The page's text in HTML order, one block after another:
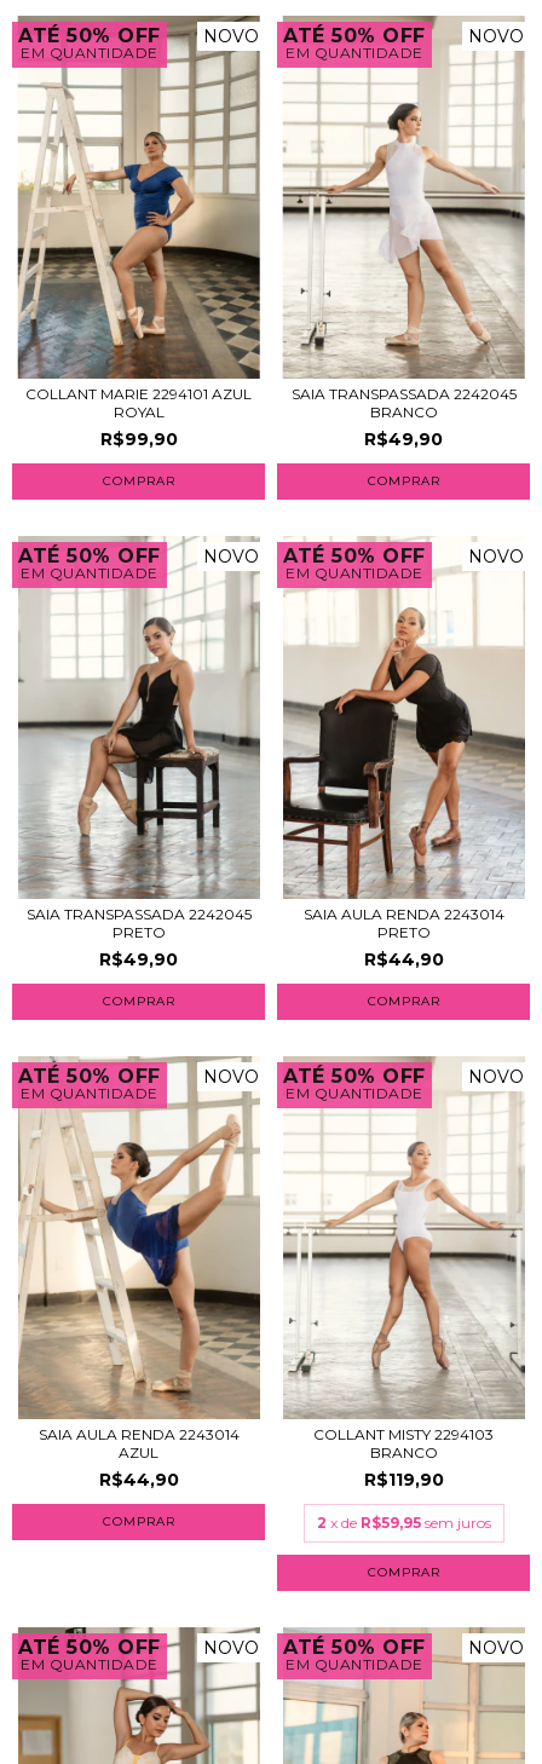
ATÉ 50% OFF
EM QUANTIDADE
NOVO
COLLANT MARIE 2294101 AZUL
ROYAL
R$99,90
COMPRAR
ATÉ 50% OFF
EM QUANTIDADE
NOVO
SAIA TRANSPASSADA 2242045
BRANCO
R$49,90
COMPRAR
ATÉ 50% OFF
EM QUANTIDADE
NOVO
SAIA TRANSPASSADA 2242045
PRETO
R$49,90
COMPRAR
ATÉ 50% OFF
EM QUANTIDADE
NOVO
SAIA AULA RENDA 2243014
PRETO
R$44,90
COMPRAR
ATÉ 50% OFF
EM QUANTIDADE
NOVO
SAIA AULA RENDA 2243014
AZUL
R$44,90
COMPRAR
ATÉ 50% OFF
EM QUANTIDADE
NOVO
COLLANT MISTY 2294103
BRANCO
R$119,90
2 x de R$59,95 sem juros
COMPRAR
ATÉ 50% OFF
EM QUANTIDADE
NOVO ATÉ 50% OFF
EM QUANTIDADE
NOVO